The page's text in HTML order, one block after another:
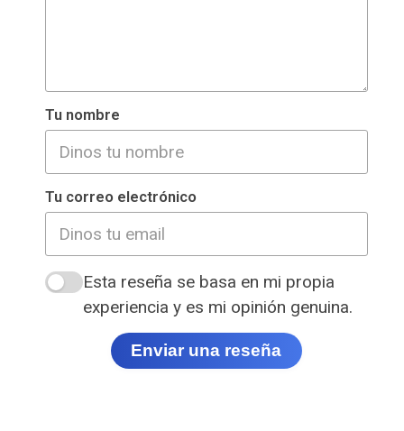
Tu nombre
Tu correo electrónico
Esta reseña se basa en mi propia
experiencia y es mi opinión genuina.
Enviar una reseña